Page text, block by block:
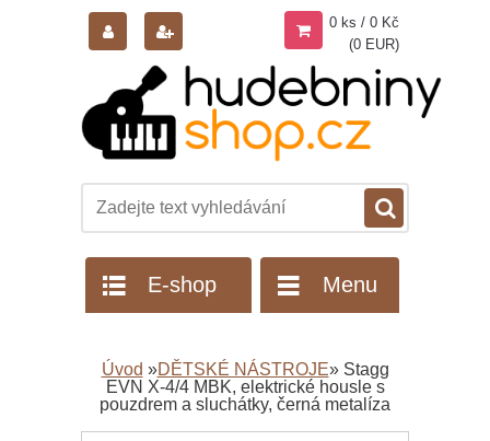
0 ks / 0 Kč
(0 EUR)
E-shop Menu
Úvod »DĚTSKÉ NÁSTROJE» Stagg
EVN X-4/4 MBK, elektrické housle s
pouzdrem a sluchátky, černá metalíza